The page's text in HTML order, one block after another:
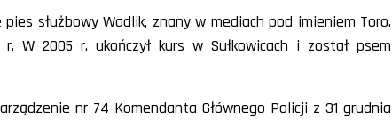
służbowy Wadlik, znany w mediach pod imieniem Toro.
W 2005 r. ukończył kurs w Sułkowicach i został psem
nr 74 Komendanta Głównego Policji z 31 grudnia